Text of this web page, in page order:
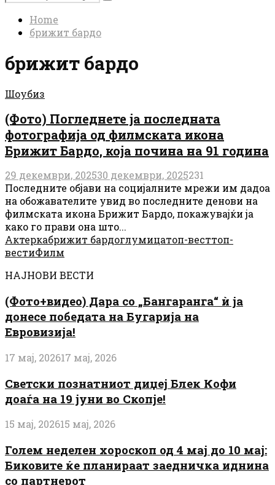
for:
Search
Home
брижит бардо
брижит бардо
Шоубиз
(Фото) Погледнете ја последната
фотографија од филмската икона
Брижит Бардо, која почина на 91 година
29 декември, 202530 декември, 2025231
Последните објави на социјалните мрежи им дадоа
на обожавателите увид во последните денови на
филмската икона Брижит Бардо, покажувајќи ја
како го прави она што...
Актеркабрижит бардоглумицатоп-весттоп-
вестиФилм
НАЈНОВИ ВЕСТИ
(Фото+видео) Дара со „Бангаранга“ ѝ ја
донесе победата на Бугарија на
Евровизија!
17 мај, 202617 мај, 2026
Светски познатниот диџеј Блек Кофи
доаѓа на 19 јуни во Скопје!
15 мај, 202615 мај, 2026
Голем неделен хороскоп од 4 мај до 10 мај:
Биковите ќе планираат заедничка иднина
со партнерот